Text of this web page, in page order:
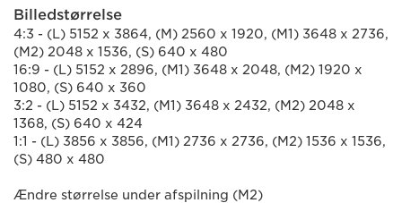
Billedstørrelse
4:3 - (L) 5152 x 3864, (M) 2560 x 1920, (M1) 3648 x 2736,
(M2) 2048 x 1536, (S) 640 x 480
16:9 - (L) 5152 x 2896, (M1) 3648 x 2048, (M2) 1920 x
1080, (S) 640 x 360
3:2 - (L) 5152 x 3432, (M1) 3648 x 2432, (M2) 2048 x
1368, (S) 640 x 424
1:1 - (L) 3856 x 3856, (M1) 2736 x 2736, (M2) 1536 x 1536,
(S) 480 x 480
Ændre størrelse under afspilning (M2)